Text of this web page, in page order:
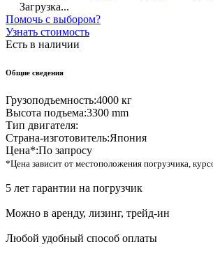
Загрузка...
Помочь с выбором?
Узнать стоимость
Есть в наличии
Общие сведения
Грузоподъемность:4000 кг
Высота подъема:3300 mm
Тип двигателя:
Страна-изготовитель:Япония
Цена*:По запросу
*Цена зависит от местоположения погрузчика,
5 лет гарантии на погрузчик
Можно в аренду, лизинг, трейд-ин
Любой удобный способ оплаты